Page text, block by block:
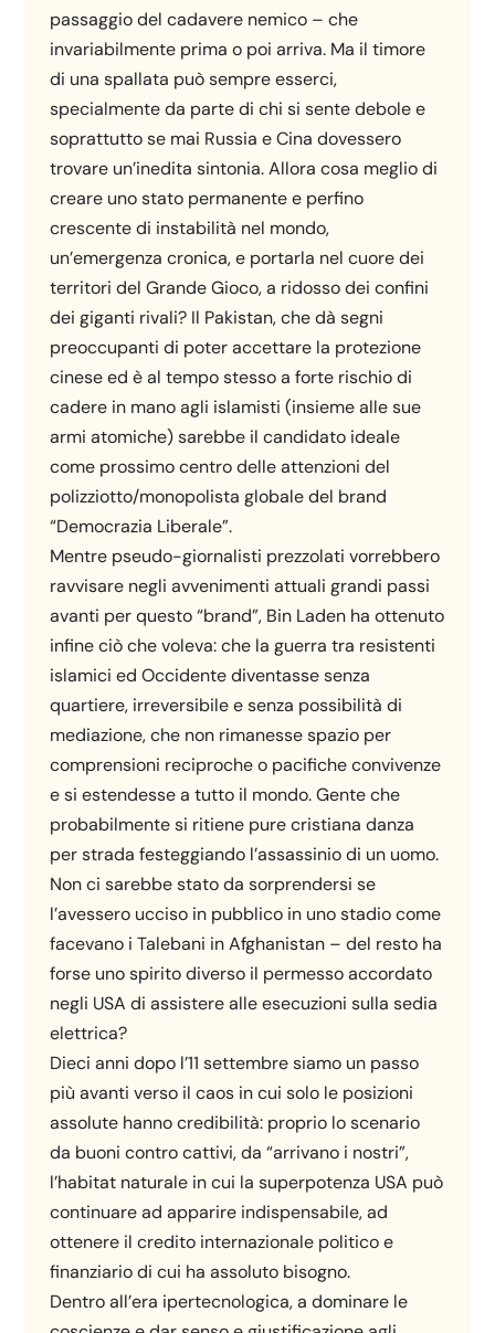
passaggio del cadavere nemico – che
invariabilmente prima o poi arriva. Ma il timore
di una spallata può sempre esserci,
specialmente da parte di chi si sente debole e
soprattutto se mai Russia e Cina dovessero
trovare un’inedita sintonia. Allora cosa meglio di
creare uno stato permanente e perfino
crescente di instabilità nel mondo,
un’emergenza cronica, e portarla nel cuore dei
territori del Grande Gioco, a ridosso dei confini
dei giganti rivali? Il Pakistan, che dà segni
preoccupanti di poter accettare la protezione
cinese ed è al tempo stesso a forte rischio di
cadere in mano agli islamisti (insieme alle sue
armi atomiche) sarebbe il candidato ideale
come prossimo centro delle attenzioni del
polizziotto/monopolista globale del brand
“Democrazia Liberale”.
Mentre pseudo-giornalisti prezzolati vorrebbero
ravvisare negli avvenimenti attuali grandi passi
avanti per questo “brand”, Bin Laden ha ottenuto
infine ciò che voleva: che la guerra tra resistenti
islamici ed Occidente diventasse senza
quartiere, irreversibile e senza possibilità di
mediazione, che non rimanesse spazio per
comprensioni reciproche o pacifiche convivenze
e si estendesse a tutto il mondo. Gente che
probabilmente si ritiene pure cristiana danza
per strada festeggiando l’assassinio di un uomo.
Non ci sarebbe stato da sorprendersi se
l’avessero ucciso in pubblico in uno stadio come
facevano i Talebani in Afghanistan – del resto ha
forse uno spirito diverso il permesso accordato
negli USA di assistere alle esecuzioni sulla sedia
elettrica?
Dieci anni dopo l’11 settembre siamo un passo
più avanti verso il caos in cui solo le posizioni
assolute hanno credibilità: proprio lo scenario
da buoni contro cattivi, da “arrivano i nostri”,
l’habitat naturale in cui la superpotenza USA può
continuare ad apparire indispensabile, ad
ottenere il credito internazionale politico e
finanziario di cui ha assoluto bisogno.
Dentro all’era ipertecnologica, a dominare le